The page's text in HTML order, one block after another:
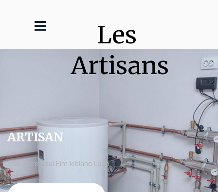
Les
Artisans
ARTISAN
chaudière fioul Elm leblanc Laon